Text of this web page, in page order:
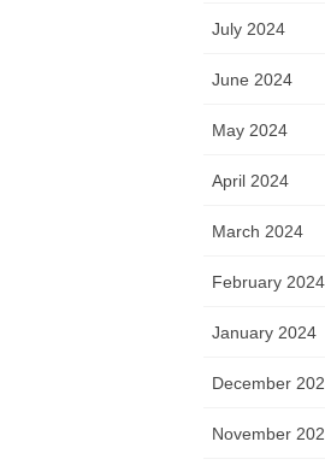
July 2024
June 2024
May 2024
April 2024
March 2024
February 2024
January 2024
December
November